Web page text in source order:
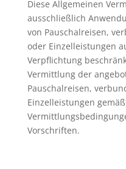
Reisevertragsrecht
Diese Allgemeinen
ausschließlich
von Pauschalreisen,
oder Einzelleistungen
Verpflichtung
Vermittlung der
Pauschalreisen,
Einzelleistungen
Vorschriften.